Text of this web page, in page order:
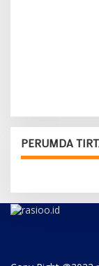
PERUMDA